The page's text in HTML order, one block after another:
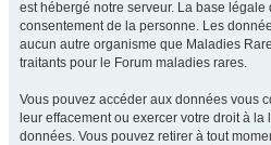
est hébergé notre serveur. La base
consentement de la personne. Les
aucun autre organisme que Maladies
traitants pour le Forum maladies rares.
Vous pouvez accéder aux données vous
leur effacement ou exercer votre droit à
données. Vous pouvez retirer à tout